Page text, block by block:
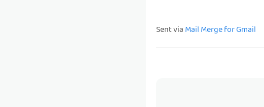
Sent viaMail Merge for Gmail